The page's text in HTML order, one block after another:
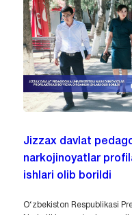
Jizzax davlat
narkojinoyatlar
ishlari olib borildi
O‘zbekiston Respublikasi